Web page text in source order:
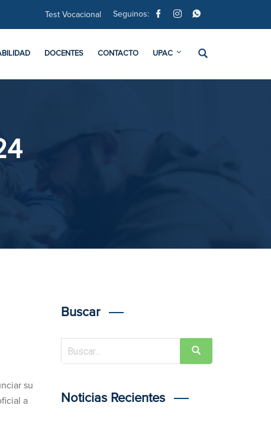
Test Vocacional Seguinos:
DOCENTES CONTACTO UPAC
su
a
Buscar
Noticias Recientes